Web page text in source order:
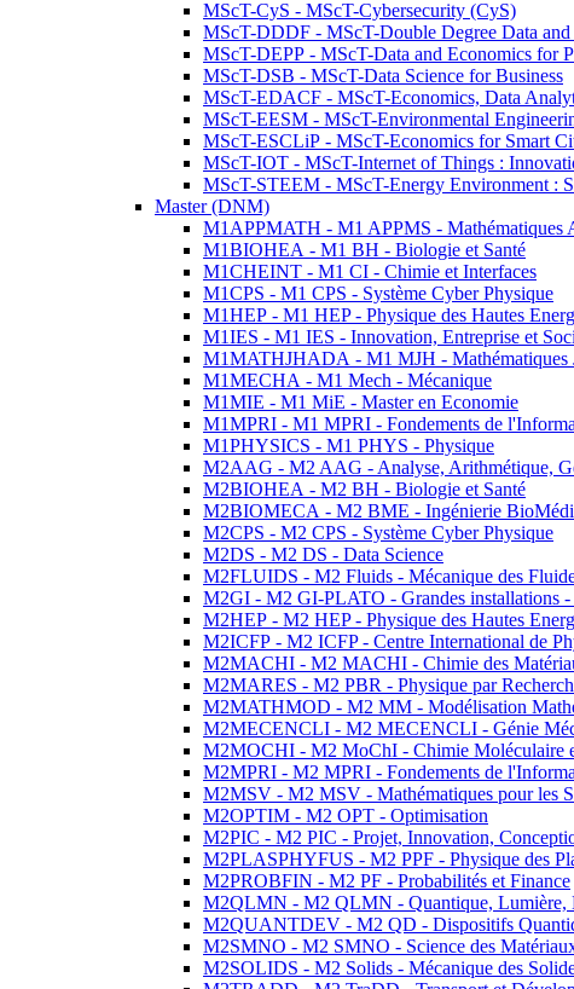
MScT-CyS - MScT-Cybersecurity (CyS)
MScT-DDDF - MScT-Double Degree Data
MScT-DEPP - MScT-Data and Economics for
MScT-DSB - MScT-Data Science for Business
MScT-EDACF - MScT-Economics, Data
MScT-EESM - MScT-Environmental
MScT-ESCLiP - MScT-Economics for Smart
MScT-IOT - MScT-Internet of Things :
MScT-STEEM - MScT-Energy Environment :
Master (DNM)
M1APPMATH - M1 APPMS - Mathématiques
M1BIOHEA - M1 BH - Biologie et Santé
M1CHEINT - M1 CI - Chimie et Interfaces
M1CPS - M1 CPS - Système Cyber Physique
M1HEP - M1 HEP - Physique des Hautes
M1IES - M1 IES - Innovation, Entreprise et
M1MATHJHADA - M1 MJH - Mathématiques
M1MECHA - M1 Mech - Mécanique
M1MIE - M1 MiE - Master en Economie
M1MPRI - M1 MPRI - Fondements de
M1PHYSICS - M1 PHYS - Physique
M2AAG - M2 AAG - Analyse, Arithmétique,
M2BIOHEA - M2 BH - Biologie et Santé
M2BIOMECA - M2 BME - Ingénierie
M2CPS - M2 CPS - Système Cyber Physique
M2DS - M2 DS - Data Science
M2FLUIDS - M2 Fluids - Mécanique des
M2GI - M2 GI-PLATO - Grandes installations -
M2HEP - M2 HEP - Physique des Hautes
M2ICFP - M2 ICFP - Centre International de
M2MACHI - M2 MACHI - Chimie des
M2MARES - M2 PBR - Physique par
M2MATHMOD - M2 MM - Modélisation
M2MECENCLI - M2 MECENCLI - Génie
M2MOCHI - M2 MoChI - Chimie Moléculaire
M2MPRI - M2 MPRI - Fondements de
M2MSV - M2 MSV - Mathématiques pour les
M2OPTIM - M2 OPT - Optimisation
M2PIC - M2 PIC - Projet, Innovation,
M2PLASPHYFUS - M2 PPF - Physique des
M2PROBFIN - M2 PF - Probabilités et Finance
M2QLMN - M2 QLMN - Quantique, Lumière,
M2QUANTDEV - M2 QD - Dispositifs
M2SMNO - M2 SMNO - Science des
M2SOLIDS - M2 Solids - Mécanique des